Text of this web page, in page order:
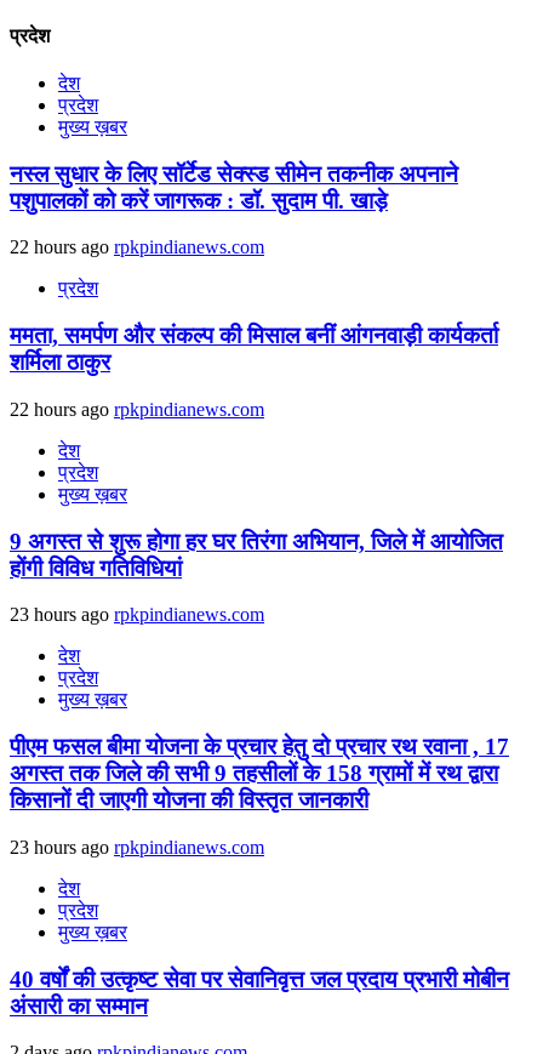
प्रदेश
देश
प्रदेश
मुख्य ख़बर
नस्ल सुधार के लिए सॉर्टेड सेक्स्ड सीमेन तकनीक अपनाने
पशुपालकों को करें जागरूक : डॉ. सुदाम पी. खाड़े
22 hours ago rpkpindianews.com
प्रदेश
ममता, समर्पण और संकल्प की मिसाल बनीं आंगनवाड़ी कार्यकर्ता
शर्मिला ठाकुर
22 hours ago rpkpindianews.com
देश
प्रदेश
मुख्य ख़बर
9 अगस्‍त से शुरू होगा हर घर तिरंगा अभियान, जिले में आयोजित
होंगी विविध गतिविधियां
23 hours ago rpkpindianews.com
देश
प्रदेश
मुख्य ख़बर
पीएम फसल बीमा योजना के प्रचार हेतु दो प्रचार रथ रवाना , 17
अगस्त तक जिले की सभी 9 तहसीलों के 158 ग्रामों में रथ द्वारा
किसानों दी जाएगी योजना की विस्तृत जानकारी
23 hours ago rpkpindianews.com
देश
प्रदेश
मुख्य ख़बर
40 वर्षों की उत्कृष्ट सेवा पर सेवानिवृत्त जल प्रदाय प्रभारी मोबीन
अंसारी का सम्मान